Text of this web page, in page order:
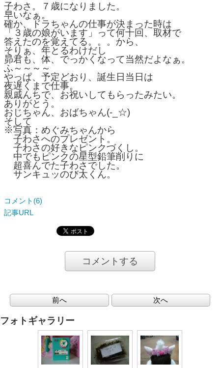
子わさ。７歳になりました。
早いなぁ。
確か、ドラちゃんの仕事が決まった時は
「３歳の娘がいます」って何十回、取材で
答えたのを覚えてる。。。から、
そりぁ、年とるわけだし
昴君も、体、でっかくなって当然だよなぁ。
ふ～～～～
やっぱ、予定どおり、誕生日当日は
夜遅くまで仕事。
親戚んちで、お祝いしてもらったみたい。
ありがとう。
おじちゃん、おばちゃん(-_☆)
そして
※写真：めぐみちゃんから
子わさへのプレゼント。
子わさの好きなピンクづくし。
中でもピンクの星型鉛筆削りに
超喜んでた子わさでした。
サンキュッのび太くん。
コメント(6)
記事URL
コメントする
前へ 次へ
フォトギャラリー